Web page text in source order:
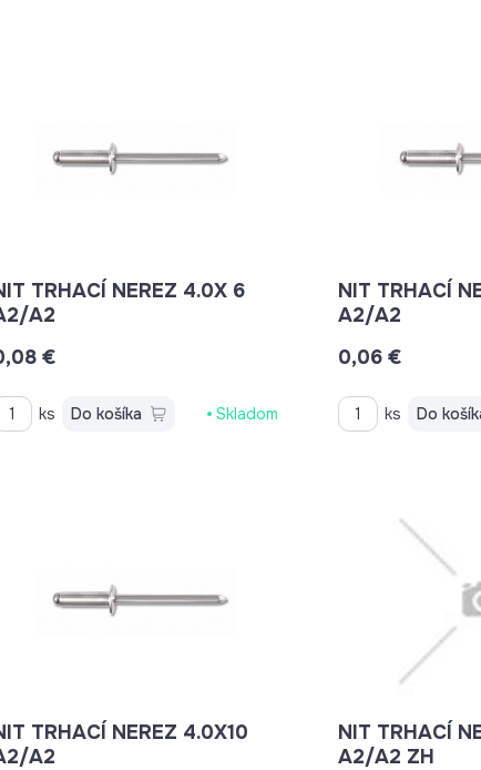
TRHACÍ NEREZ 4.0X 6
A2
€
ks Do košíka Skladom
NIT TRHACÍ
A2/A2
0,06 €
ks Do
TRHACÍ NEREZ 4.0X10
A2
NIT TRHACÍ
A2/A2 ZH